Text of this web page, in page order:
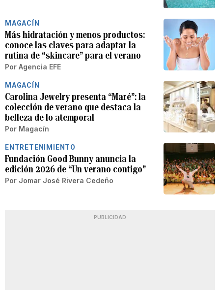
MAGACÍN
Más hidratación y menos productos:
conoce las claves para adaptar la
rutina de “skincare” para el verano
Por Agencia EFE
MAGACÍN
Carolina Jewelry presenta “Maré”: la
colección de verano que destaca la
belleza de lo atemporal
Por Magacín
ENTRETENIMIENTO
Fundación Good Bunny anuncia la
edición 2026 de “Un verano contigo”
Por Jomar José Rivera Cedeño
PUBLICIDAD